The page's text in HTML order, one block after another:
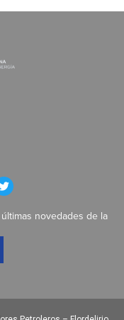
novedades de la